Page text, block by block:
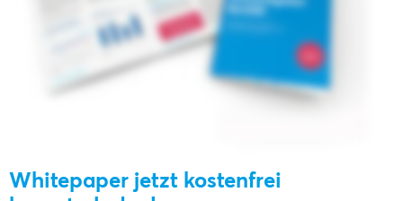
Whitepaper jetzt kostenfrei